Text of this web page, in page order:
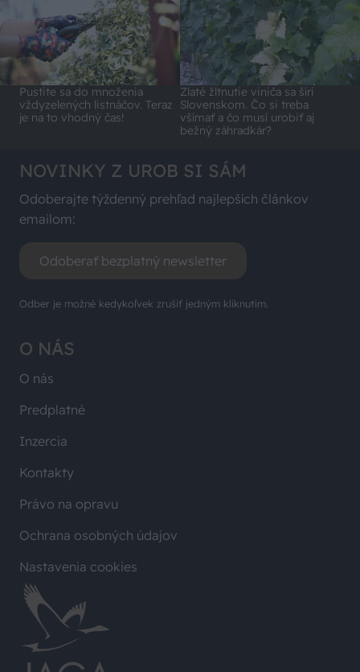
Pustite sa do množenia
vždyzelených listnáčov. Teraz
je na to vhodný čas!
Zlaté žltnutie viniča sa šíri
Slovenskom. Čo si treba
všímať a čo musí urobiť aj
bežný záhradkár?
O NÁS
O nás
Predplatné
Inzercia
Kontakty
Právo na opravu
Ochrana osobných údajov
Nastavenia cookies
NOVINKY Z UROB SI SÁM
Odoberajte týždenný prehľad najlepších článkov
emailom:
Odoberať bezplatný newsletter
Odber je možné kedykoľvek zrušiť jedným kliknutím.